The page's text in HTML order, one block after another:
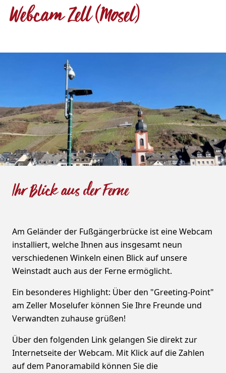
Webcam Zell (Mosel)
Ihr Blick aus der Ferne
Am Geländer der Fußgängerbrücke ist eine Webcam
installiert, welche Ihnen aus insgesamt neun
verschiedenen Winkeln einen Blick auf unsere
Weinstadt auch aus der Ferne ermöglicht.
Ein besonderes Highlight: Über den "Greeting-Point"
am Zeller Moselufer können Sie Ihre Freunde und
Verwandten zuhause grüßen!
Über den folgenden Link gelangen Sie direkt zur
Internetseite der Webcam. Mit Klick auf die Zahlen
auf dem Panoramabild können Sie die